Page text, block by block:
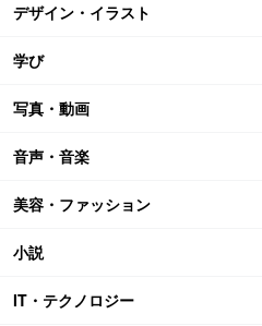
デザイン・イラスト
学び
写真・動画
音声・音楽
美容・ファッション
小説
IT・テクノロジー